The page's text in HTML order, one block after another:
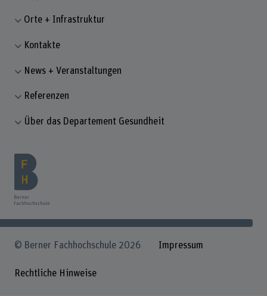
Orte + Infrastruktur
Kontakte
News + Veranstaltungen
Referenzen
Über das Departement Gesundheit
© Berner Fachhochschule 2026 Impressum
Rechtliche Hinweise